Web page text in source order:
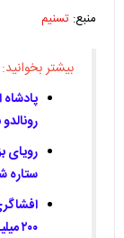
منبع: تسنیم
بیشتر بخوانید:
رویای
ستاره